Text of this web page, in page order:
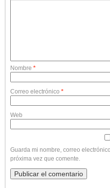
Nombre *
Correo electrónico *
Web
Guarda mi nombre, correo
próxima vez que comente.